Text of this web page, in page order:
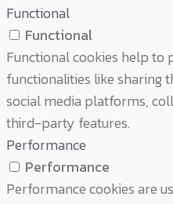
Functional
Functional
Functional cookies help to
functionalities like sharing
social media platforms,
third-party features.
Performance
Performance
Performance cookies are